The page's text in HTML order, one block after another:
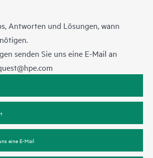
Antworten und Lösungen, wann
senden Sie uns eine E-Mail an
eine E-Mail